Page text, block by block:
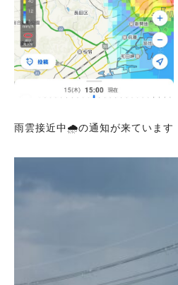
雨雲接近中🌧️の通知が来ています